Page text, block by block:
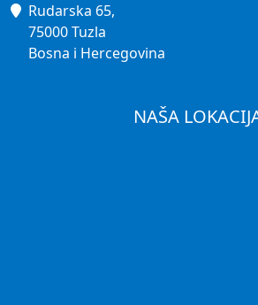
Rudarska 65,
75000 Tuzla
Bosna i Hercegovina
NAŠA